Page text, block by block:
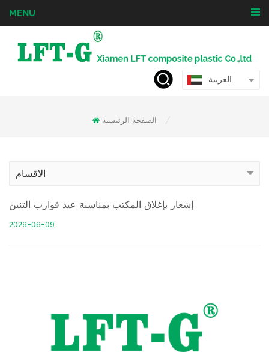
MENU
العربية
الصفحة الرئيسية
الاقسام
إشعار بإغلاق المكتب بمناسبة عيد قوارب التنين
2026-06-09